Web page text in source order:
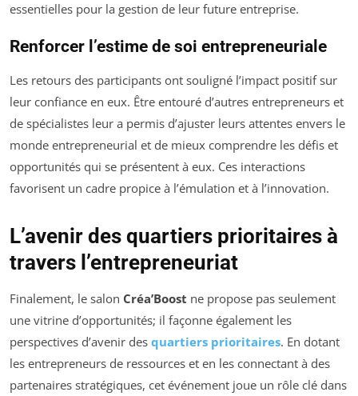
essentielles pour la gestion de leur future entreprise.
Renforcer l’estime de soi entrepreneuriale
Les retours des participants ont souligné l’impact positif sur
leur confiance en eux. Être entouré d’autres entrepreneurs et
de spécialistes leur a permis d’ajuster leurs attentes envers le
monde entrepreneurial et de mieux comprendre les défis et
opportunités qui se présentent à eux. Ces interactions
favorisent un cadre propice à l’émulation et à l’innovation.
L’avenir des quartiers prioritaires à
travers l’entrepreneuriat
Finalement, le salon Créa’Boost ne propose pas seulement
une vitrine d’opportunités; il façonne également les
perspectives d’avenir des quartiers prioritaires. En dotant
les entrepreneurs de ressources et en les connectant à des
partenaires stratégiques, cet événement joue un rôle clé dans